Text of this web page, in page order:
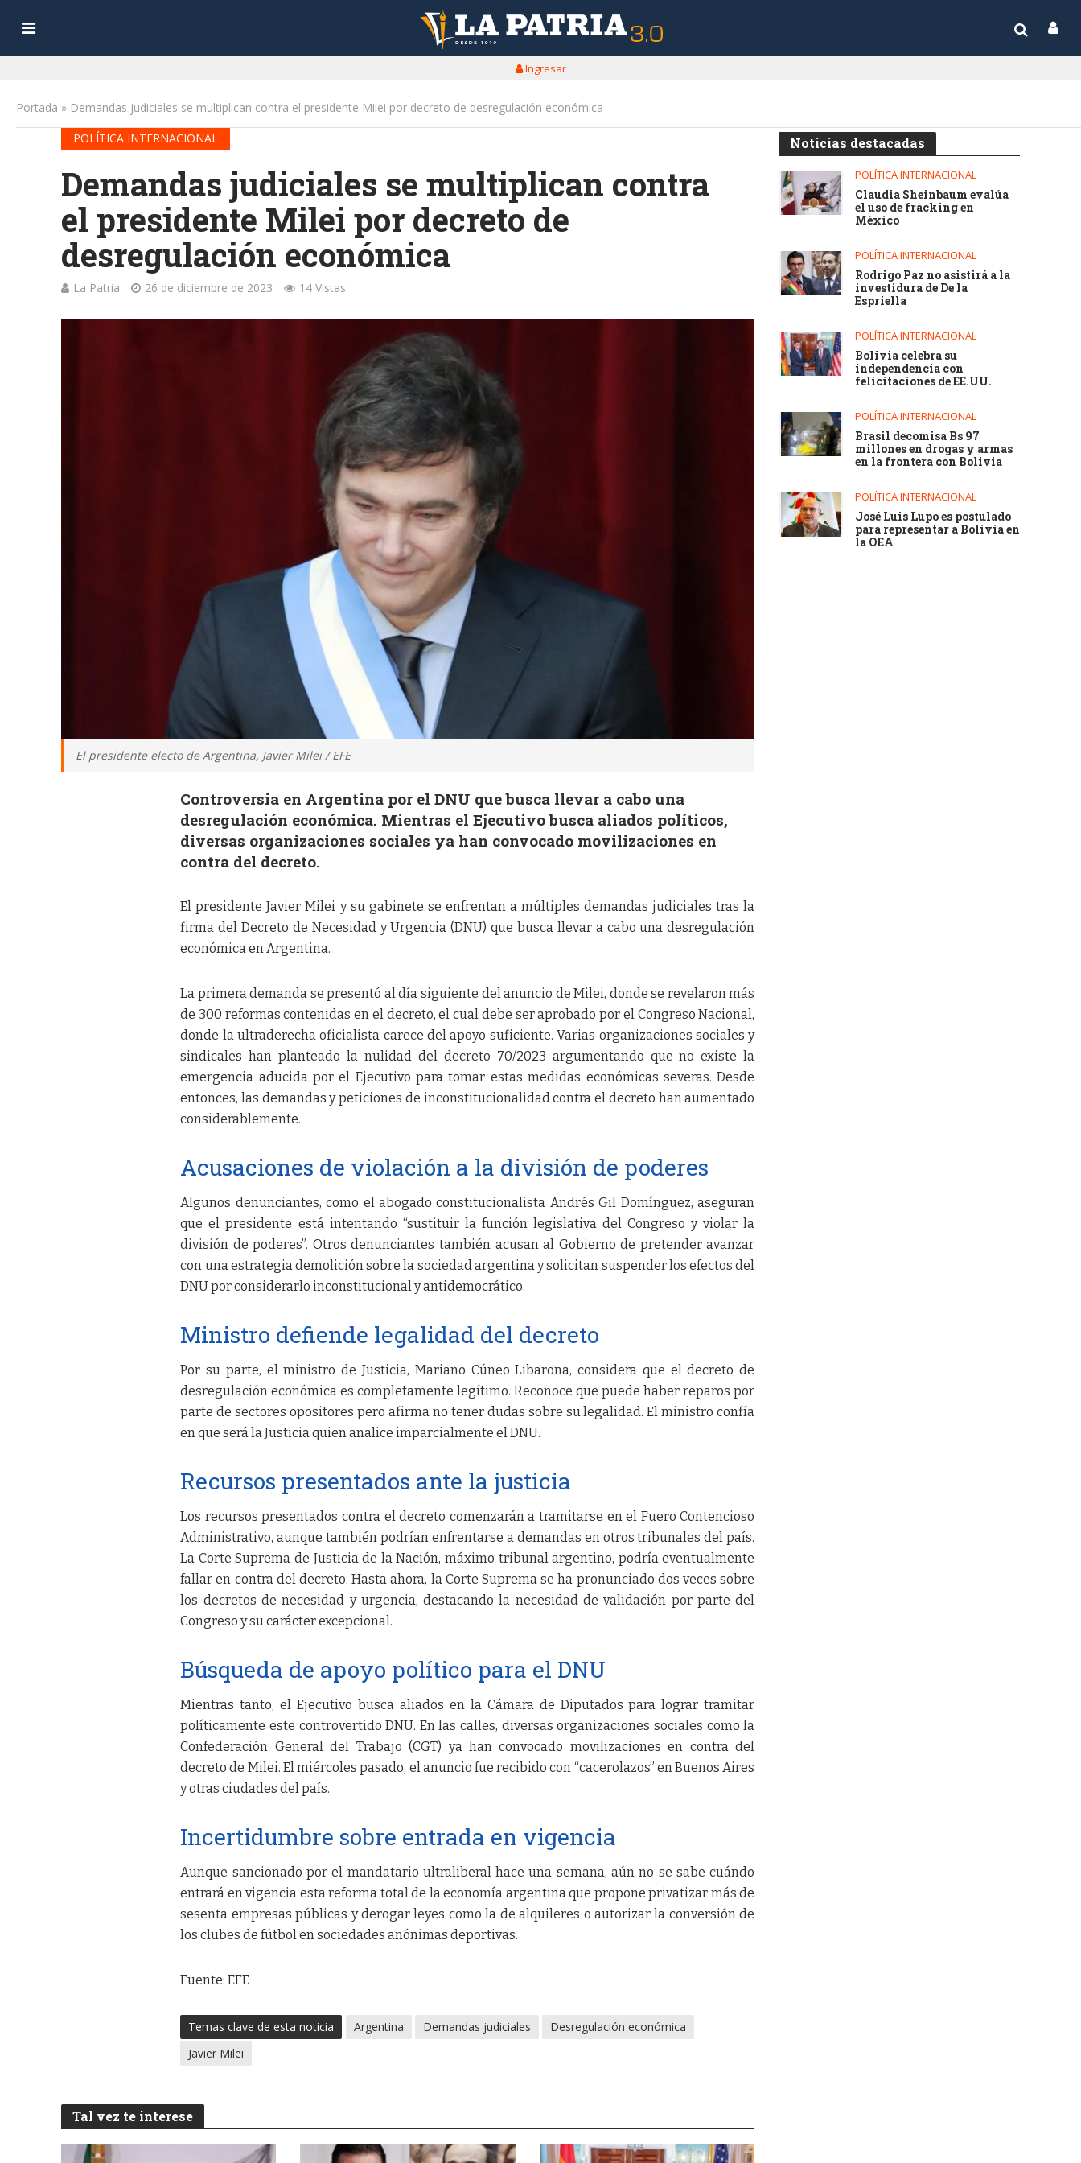
Ingresar
Portada » Demandas judiciales se multiplican contra el presidente Milei por decreto de desregulación económica
POLÍTICA INTERNACIONAL
Demandas judiciales se multiplican contra
el presidente Milei por decreto de
desregulación económica
La Patria 26 de diciembre de 2023 14 Vistas
El presidente electo de Argentina, Javier Milei / EFE
Controversia en Argentina por el DNU que busca llevar a cabo una
desregulación económica. Mientras el Ejecutivo busca aliados políticos,
diversas organizaciones sociales ya han convocado movilizaciones en
contra del decreto.
El presidente Javier Milei y su gabinete se enfrentan a múltiples demandas judiciales tras la
firma del Decreto de Necesidad y Urgencia (DNU) que busca llevar a cabo una desregulación
económica en Argentina.
La primera demanda se presentó al día siguiente del anuncio de Milei, donde se revelaron más
de 300 reformas contenidas en el decreto, el cual debe ser aprobado por el Congreso Nacional,
donde la ultraderecha oficialista carece del apoyo suficiente. Varias organizaciones sociales y
sindicales han planteado la nulidad del decreto 70/2023 argumentando que no existe la
emergencia aducida por el Ejecutivo para tomar estas medidas económicas severas. Desde
entonces, las demandas y peticiones de inconstitucionalidad contra el decreto han aumentado
considerablemente.
Acusaciones de violación a la división de poderes
Algunos denunciantes, como el abogado constitucionalista Andrés Gil Domínguez, aseguran
que el presidente está intentando “sustituir la función legislativa del Congreso y violar la
división de poderes”. Otros denunciantes también acusan al Gobierno de pretender avanzar
con una estrategia demolición sobre la sociedad argentina y solicitan suspender los efectos del
DNU por considerarlo inconstitucional y antidemocrático.
Ministro defiende legalidad del decreto
Por su parte, el ministro de Justicia, Mariano Cúneo Libarona, considera que el decreto de
desregulación económica es completamente legítimo. Reconoce que puede haber reparos por
parte de sectores opositores pero afirma no tener dudas sobre su legalidad. El ministro confía
en que será la Justicia quien analice imparcialmente el DNU.
Recursos presentados ante la justicia
Los recursos presentados contra el decreto comenzarán a tramitarse en el Fuero Contencioso
Administrativo, aunque también podrían enfrentarse a demandas en otros tribunales del país.
La Corte Suprema de Justicia de la Nación, máximo tribunal argentino, podría eventualmente
fallar en contra del decreto. Hasta ahora, la Corte Suprema se ha pronunciado dos veces sobre
los decretos de necesidad y urgencia, destacando la necesidad de validación por parte del
Congreso y su carácter excepcional.
Búsqueda de apoyo político para el DNU
Mientras tanto, el Ejecutivo busca aliados en la Cámara de Diputados para lograr tramitar
políticamente este controvertido DNU. En las calles, diversas organizaciones sociales como la
Confederación General del Trabajo (CGT) ya han convocado movilizaciones en contra del
decreto de Milei. El miércoles pasado, el anuncio fue recibido con “cacerolazos” en Buenos Aires
y otras ciudades del país.
Incertidumbre sobre entrada en vigencia
Aunque sancionado por el mandatario ultraliberal hace una semana, aún no se sabe cuándo
entrará en vigencia esta reforma total de la economía argentina que propone privatizar más de
sesenta empresas públicas y derogar leyes como la de alquileres o autorizar la conversión de
los clubes de fútbol en sociedades anónimas deportivas.
Fuente: EFE
Temas clave de esta noticia Argentina Demandas judiciales
Desregulación económica
Javier Milei
Tal vez te interese
Noticias destacadas
POLÍTICA INTERNACIONAL
Claudia Sheinbaum evalúa
el uso de fracking en
México
POLÍTICA INTERNACIONAL
Rodrigo Paz no asistirá a la
investidura de De la
Espriella
POLÍTICA INTERNACIONAL
Bolivia celebra su
independencia con
felicitaciones de EE.UU.
POLÍTICA INTERNACIONAL
Brasil decomisa Bs 97
millones en drogas y armas
en la frontera con Bolivia
POLÍTICA INTERNACIONAL
José Luis Lupo es postulado
para representar a Bolivia en
la OEA